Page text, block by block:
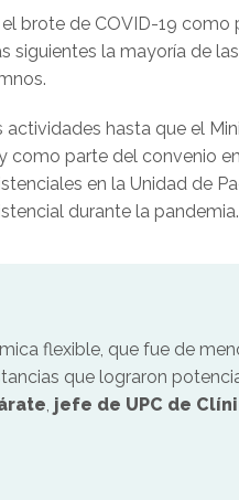
brote de COVID-19
la mayoría de
actividades hasta que el
como parte del convenio
en la Unidad de
durante la pandemia.
flexible, que fue de
que lograron
, jefe de UPC de